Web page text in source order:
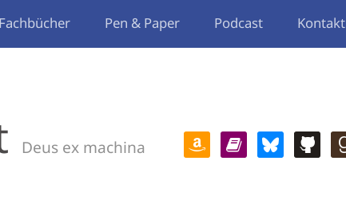
Fachbücher Pen & Paper Podcast Kontakt
Deus ex machina